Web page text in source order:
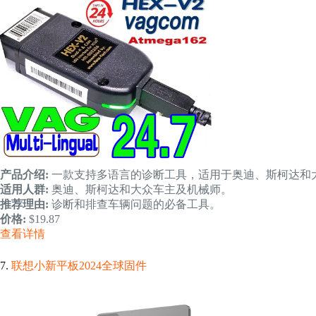
产品介绍: 一款支持多语言的诊断工具，适用于奥迪、斯柯达和
适用人群: 奥迪、斯柯达和大众车主及机械师。
推荐理由: 诊断和排查车辆问题的必备工具。
价格: $19.87
查看详情
7. 联想小新平板2024全球固件